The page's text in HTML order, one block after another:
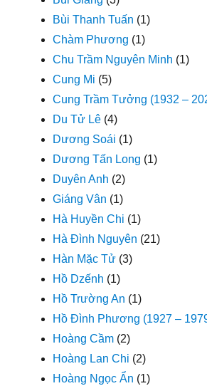
Bùi Thanh Tuấn (1)
Chàm Phương (1)
Chu Trầm Nguyên Minh (1)
Cung Mi (5)
Cung Trầm Tưởng (1932 –
Du Tử Lê (4)
Dương Soái (1)
Dương Tấn Long (1)
Duyên Anh (2)
Giáng Vân (1)
Hà Huyền Chi (1)
Hà Đình Nguyên (21)
Hàn Mặc Tử (3)
Hồ Dzếnh (1)
Hồ Trường An (1)
Hồ Đình Phương (1927 –
Hoàng Cầm (2)
Hoàng Lan Chi (2)
Hoàng Ngọc Ẩn (1)